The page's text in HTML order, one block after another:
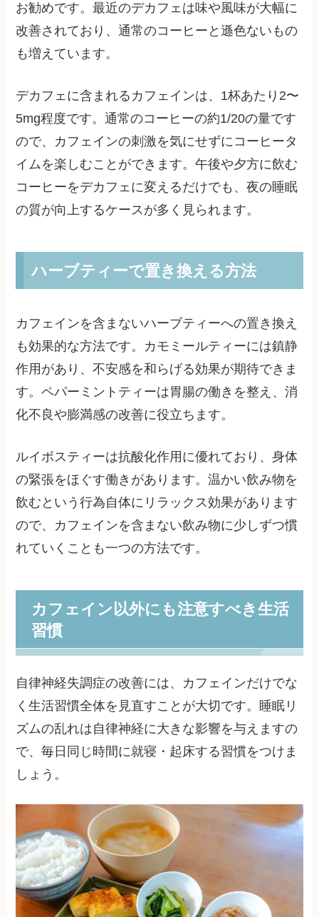
お勧めです。最近のデカフェは味や風味が大幅に
改善されており、通常のコーヒーと遜色ないもの
も増えています。
デカフェに含まれるカフェインは、1杯あたり2〜
5mg程度です。通常のコーヒーの約1/20の量です
ので、カフェインの刺激を気にせずにコーヒータ
イムを楽しむことができます。午後や夕方に飲む
コーヒーをデカフェに変えるだけでも、夜の睡眠
の質が向上するケースが多く見られます。
ハーブティーで置き換える方法
カフェインを含まないハーブティーへの置き換え
も効果的な方法です。カモミールティーには鎮静
作用があり、不安感を和らげる効果が期待できま
す。ペパーミントティーは胃腸の働きを整え、消
化不良や膨満感の改善に役立ちます。
ルイボスティーは抗酸化作用に優れており、身体
の緊張をほぐす働きがあります。温かい飲み物を
飲むという行為自体にリラックス効果があります
ので、カフェインを含まない飲み物に少しずつ慣
れていくことも一つの方法です。
カフェイン以外にも注意すべき生活
習慣
自律神経失調症の改善には、カフェインだけでな
く生活習慣全体を見直すことが大切です。睡眠リ
ズムの乱れは自律神経に大きな影響を与えますの
で、毎日同じ時間に就寝・起床する習慣をつけま
しょう。